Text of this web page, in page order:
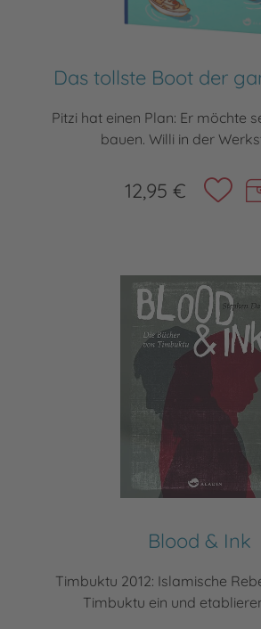
Das tollste Boot der
Pitzi hat einen Plan: Er möchte
bauen. Willi in der
12,95 €
Blood & Ink
Timbuktu 2012: Islamische
Timbuktu ein und